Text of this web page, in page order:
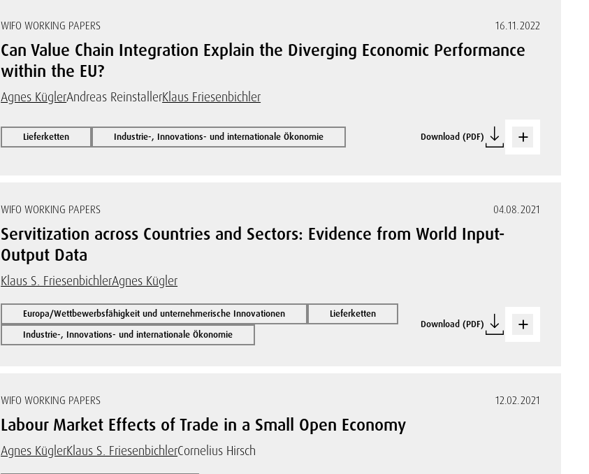
WIFO WORKING PAPERS 16.11.2022
Can Value Chain Integration Explain the Diverging Economic Performance
within the EU?
Agnes KüglerAndreas ReinstallerKlaus Friesenbichler
Lieferketten Industrie-, Innovations- und internationale Ökonomie Download (PDF)
WIFO WORKING PAPERS 04.08.2021
Servitization across Countries and Sectors: Evidence from World Input-
Output Data
Klaus S. FriesenbichlerAgnes Kügler
Europa/Wettbewerbsfähigkeit und unternehmerische Innovationen
Lieferketten
Industrie-, Innovations- und internationale Ökonomie
Download (PDF)
WIFO WORKING PAPERS 12.02.2021
Labour Market Effects of Trade in a Small Open Economy
Agnes KüglerKlaus S. FriesenbichlerCornelius Hirsch